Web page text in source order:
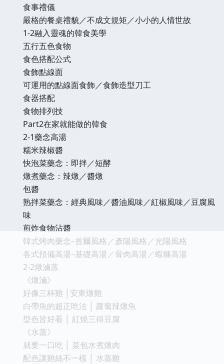
食事禮儀
嚴格的餐桌禮貌／不成文規矩／小小的人情世故
1-2融入靈魂的韓食美學
五行五色食物
食色搭配公式
食飾點線面
可運用的點線面食飾／食飾造型刀工
食器搭配
食物排列技
Part2在家就能做的韓食
2-1藥念高湯
糯米辣椒醬
快泡菜藥念：即拌／短酵
燉煮藥念：辣燉／醬燉
包醬
熟拌菜藥念：經典風味／醬油風味／紅椒風味／豆腐風
味
煎炸食物沾醬
韓式烤肉藥念–首爾風格／彥陽風格／光陽風格
各式預備高湯–基礎高湯／骨肉高湯／蝦糠高湯
2-2燉滷蒸
《燉滷》
好像三杯雞 │安東燉雞
白帶魚的超正吃法 │ 蘿蔔辣燉魚
型色皆好看 │ 紅燒三得豆腐
《水蒸》
就要一口吃 │ 菜包水煮燉肉
配色讓雞絲不一樣 │ 水蒸雞